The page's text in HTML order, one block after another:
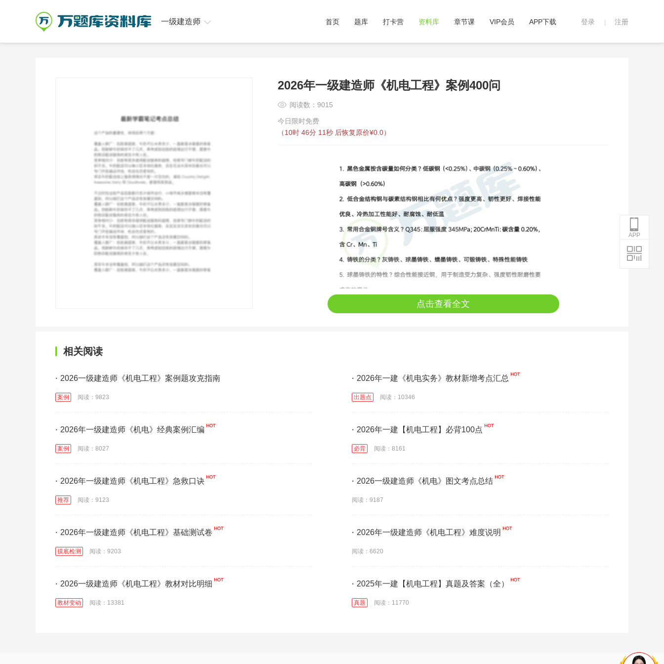
登录 注册
首页 题库 打卡营 资料库 章节课 VIP会员 APP下载
一级建造师
2026年一级建造师《机电工程》案例400问
阅读数：9015
今日限时免费
（10时 46分 10秒 后恢复原价¥0.0）
点击查看全文
相关阅读
· 2026一级建造师《机电工程》案例题攻克指南
案例 阅读：9823
· 2026年一建《机电实务》教材新增考点汇总
出题点 阅读：10346
· 2026年一级建造师《机电》经典案例汇编
案例 阅读：8027
· 2026年一建【机电工程】必背100点
必背 阅读：8161
· 2026年一级建造师《机电工程》急救口诀
推荐 阅读：9123
· 2026一级建造师《机电》图文考点总结
阅读：9187
· 2026年一级建造师《机电工程》基础测试卷
摸底检测 阅读：9203
· 2026年一级建造师《机电工程》难度说明
阅读：6620
· 2026一级建造师《机电工程》教材对比明细
教材变动 阅读：13381
· 2025年一建【机电工程】真题及答案（全）
真题 阅读：11770
APP